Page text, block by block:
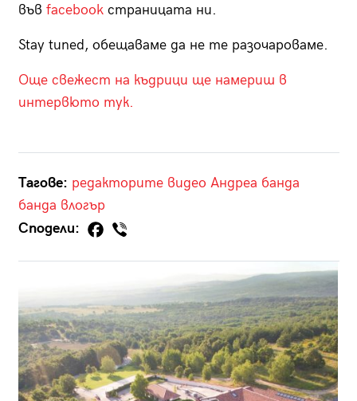
във facebookстраницата ни.
Stay tuned, обещаваме да не те разочароваме.
Още свежест на къдрици ще намериш в
интервюто тук.
Тагове: редакторите видео Андреа банда
банда влогър
Сподели: